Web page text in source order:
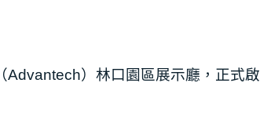
（Advantech）林口園區展示廳，正式啟